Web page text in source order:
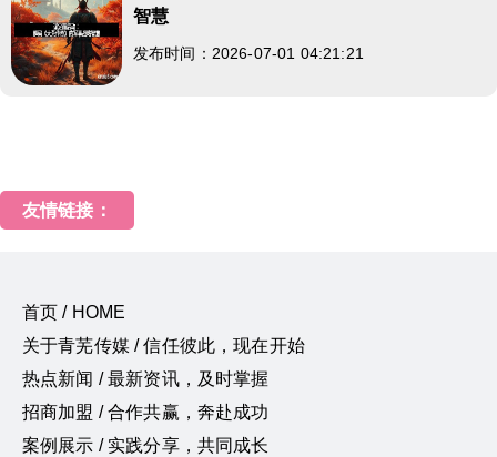
智慧
发布时间：2026-07-01 04:21:21
友情链接：
首页 / HOME
关于青芜传媒 / 信任彼此，现在开始
热点新闻 / 最新资讯，及时掌握
招商加盟 / 合作共赢，奔赴成功
案例展示 / 实践分享，共同成长